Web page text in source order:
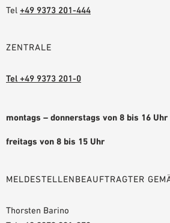
Tel +49 9373 201-444
ZENTRALE
Tel +49 9373 201-0
montags – donnerstags von 8 bis 16 Uhr
freitags von 8 bis 15 Uhr
MELDESTELLENBEAUFTRAGTER
Thorsten Barino